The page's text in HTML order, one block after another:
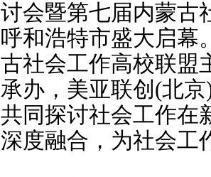
讨会暨第七届内蒙古
呼和浩特市盛大启幕
古社会工作高校联盟
承办，美亚联创(北
共同探讨社会工作在
深度融合，为社会工